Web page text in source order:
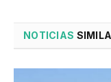
NOTICIAS